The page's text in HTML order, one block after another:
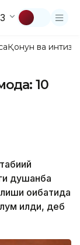
Қонун ва
10
душанба
оқибатида
қилди, деб